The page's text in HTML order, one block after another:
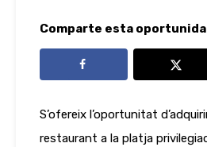
Comparte esta
S’ofereix l’oportunitat
restaurant a la platja